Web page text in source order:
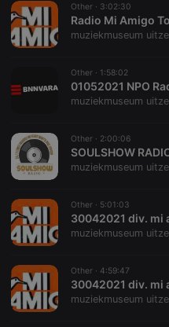
Other · 3:02:30
muziekmuseum
Other · 1:58:02
muziekmuseum
Other · 2:00:06
muziekmuseum
Other · 5:01:03
muziekmuseum
Other · 4:59:47
muziekmuseum
Strictly necessary
Strictly necessary
functionality such as
management. The
without strictly
Name
chatbox_minimized
PHPSESSID